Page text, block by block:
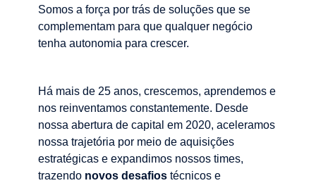
Somos a força por trás de soluções que se
complementam para que qualquer negócio
tenha autonomia para crescer.
Há mais de 25 anos, crescemos, aprendemos e
nos reinventamos constantemente. Desde
nossa abertura de capital em 2020, aceleramos
nossa trajetória por meio de aquisições
estratégicas e expandimos nossos times,
trazendo novos desafios técnicos e